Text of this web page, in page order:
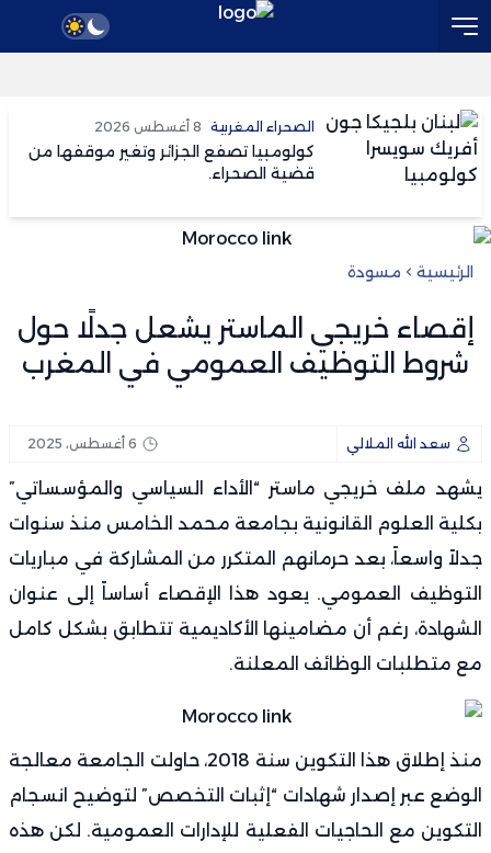
وفاة خورخي ميسي والد النجم الأرجنتينيالصحراء المغربية 8 أغسطس 2026
كولومبيا تصفع الجزائر وتغير موقفها من
قضية الصحراء.
الرئيسية مسودة
إقصاء خريجي الماستر يشعل جدلًا حول
شروط التوظيف العمومي في المغرب
سعد الله الملالي 6 أغسطس، 2025
يشهد ملف خريجي ماستر “الأداء السياسي والمؤسساتي”
بكلية العلوم القانونية بجامعة محمد الخامس منذ سنوات
جدلاً واسعاً، بعد حرمانهم المتكرر من المشاركة في مباريات
التوظيف العمومي. يعود هذا الإقصاء أساساً إلى عنوان
الشهادة، رغم أن مضامينها الأكاديمية تتطابق بشكل كامل
مع متطلبات الوظائف المعلنة.
منذ إطلاق هذا التكوين سنة 2018، حاولت الجامعة معالجة
الوضع عبر إصدار شهادات “إثبات التخصص” لتوضيح انسجام
التكوين مع الحاجيات الفعلية للإدارات العمومية. لكن هذه